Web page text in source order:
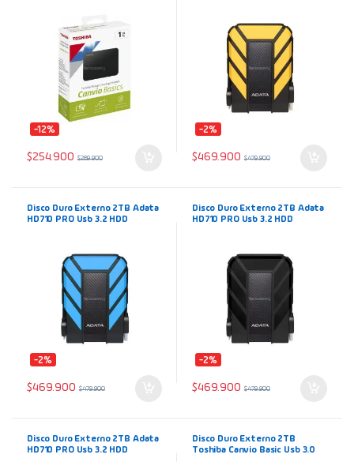
-12%
$254.900 $289.900
-2%
$469.900 $479.900
Disco Duro Externo 2TB Adata
HD710 PRO Usb 3.2 HDD
-2%
$469.900 $479.900
Disco Duro Externo 2TB Adata
HD710 PRO Usb 3.2 HDD
-2%
$469.900 $479.900
Disco Duro Externo 2TB Adata
HD710 PRO Usb 3.2 HDD
Disco Duro Externo 2TB
Toshiba Canvio Basic Usb 3.0